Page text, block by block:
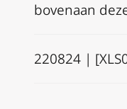
bovenaan
220824 |